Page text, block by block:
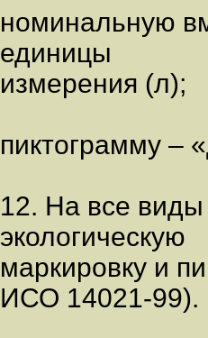
номинальную
единицы
измерения (л);
пиктограмму –
12. На все
экологическую
маркировку и
ИСО 14021-99).